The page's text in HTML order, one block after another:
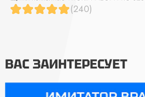
(240)
ВАС ЗАИНТЕРЕСУЕТ